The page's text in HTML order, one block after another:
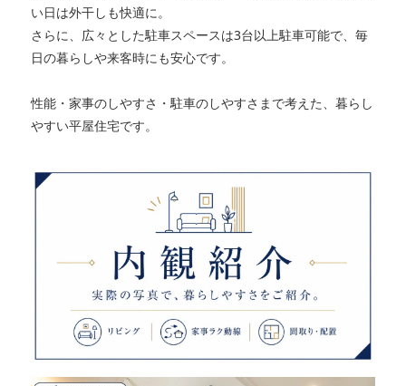
い日は外干しも快適に。
さらに、広々とした駐車スペースは3台以上駐車可能で、毎
日の暮らしや来客時にも安心です。
性能・家事のしやすさ・駐車のしやすさまで考えた、暮らし
やすい平屋住宅です。